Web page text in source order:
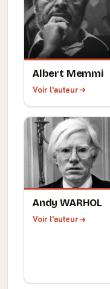
Albert Memmi
Voir l'auteur
Andy WARHOL
Voir l'auteur